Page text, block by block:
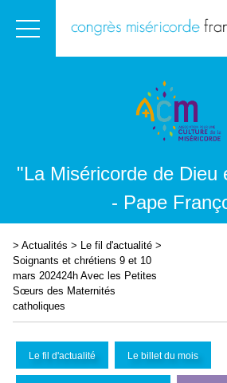
"La Miséricorde de Dieu
- Pape
> Actualités > Le fil d'actualité >
Soignants et chrétiens 9 et 10
mars 202424h Avec les Petites
Sœurs des Maternités
catholiques
Le fil d'actualité Le billet du mois